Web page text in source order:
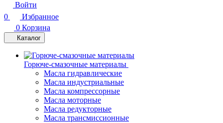
Войти
0
Избранное
0 Корзина
Каталог
Горюче-смазочные материалы
Масла гидравлические
Масла индустриальные
Масла компрессорные
Масла моторные
Масла редукторные
Масла трансмиссионные